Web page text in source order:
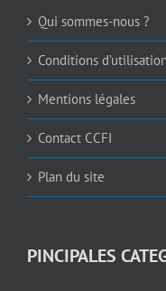
Qui sommes-nous ?
Conditions d’utilisation
Mentions légales
Contact CCFI
Plan du site
PINCIPALES